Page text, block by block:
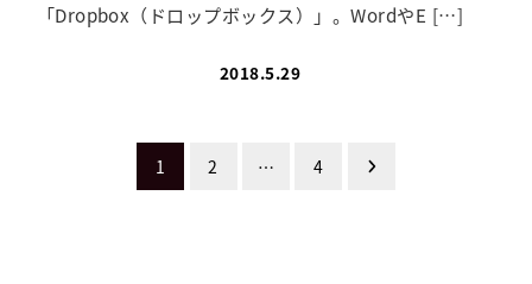
「Dropbox（ドロップボックス）」。WordやE […]
2018.5.29
1 2 … 4